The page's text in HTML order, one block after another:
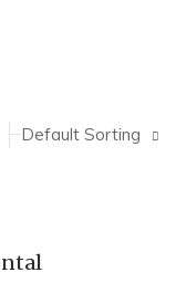
Default Sorting